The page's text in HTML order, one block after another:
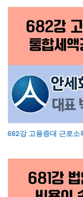
682강 고용증대 근로